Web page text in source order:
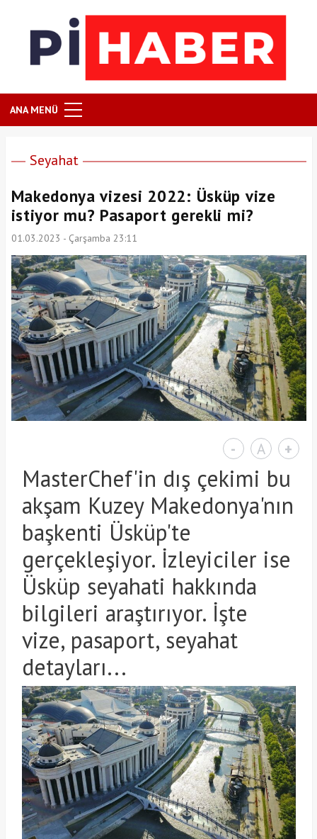
ANA MENÜ
Seyahat
Makedonya vizesi 2022: Üsküp vize
istiyor mu? Pasaport gerekli mi?
01.03.2023 - Çarşamba 23:11
- A +
MasterChef'in dış çekimi bu
akşam Kuzey Makedonya'nın
başkenti Üsküp'te
gerçekleşiyor. İzleyiciler ise
Üsküp seyahati hakkında
bilgileri araştırıyor. İşte
vize, pasaport, seyahat
detayları...